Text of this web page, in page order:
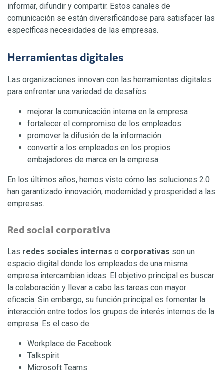
informar, difundir y compartir. Estos canales de
comunicación se están diversificándose para satisfacer las
específicas necesidades de las empresas.
Herramientas digitales
Las organizaciones innovan con las herramientas digitales
para enfrentar una variedad de desafíos:
mejorar la comunicación interna en la empresa
fortalecer el compromiso de los empleados
promover la difusión de la información
convertir a los empleados en los propios
embajadores de marca en la empresa
En los últimos años, hemos visto cómo las soluciones 2.0
han garantizado innovación, modernidad y prosperidad a las
empresas.
Red social corporativa
Las redes sociales internas o corporativas son un
espacio digital donde los empleados de una misma
empresa intercambian ideas. El objetivo principal es buscar
la colaboración y llevar a cabo las tareas con mayor
eficacia. Sin embargo, su función principal es fomentar la
interacción entre todos los grupos de interés internos de la
empresa. Es el caso de:
Workplace de Facebook
Talkspirit
Microsoft Teams